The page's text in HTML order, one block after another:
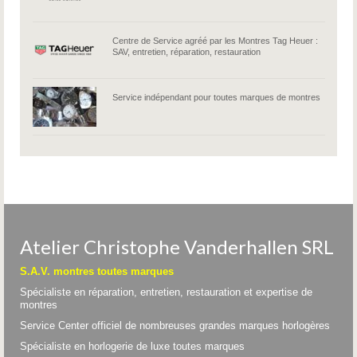
Centre de Service agréé par les Montres Tag Heuer :
SAV, entretien, réparation, restauration
Service indépendant pour toutes marques de montres
Atelier Christophe Vanderhallen SRL
S.A.V. montres toutes marques
Spécialiste en réparation, entretien, restauration et expertise de
montres
Service Center officiel de nombreuses grandes marques horlogères
Spécialiste en horlogerie de luxe toutes marques